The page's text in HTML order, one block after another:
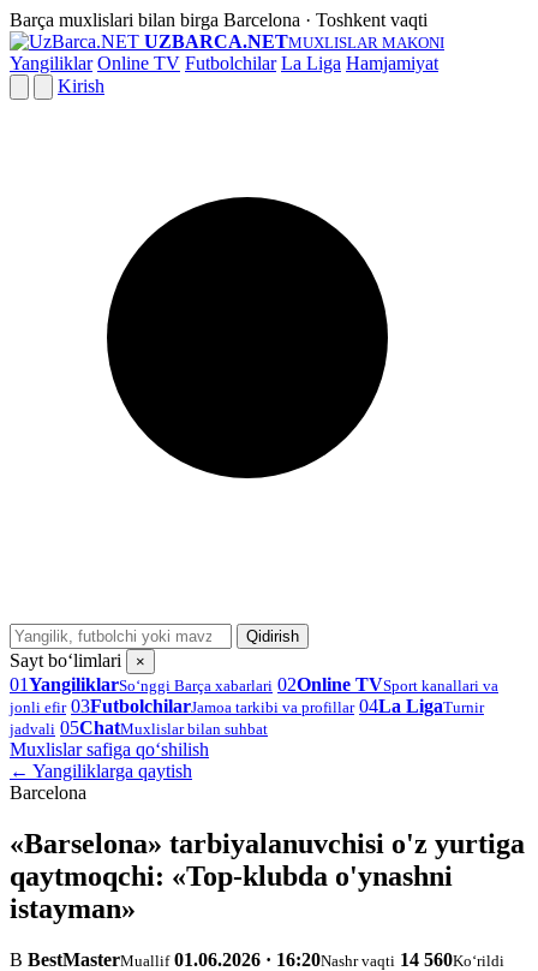
Barça muxlislari bilan birga Barcelona · Toshkent vaqti
UZBARCA.NETMUXLISLAR MAKONI
Yangiliklar Online TV Futbolchilar La Liga Hamjamiyat
Kirish
Qidirish
Sayt bo‘limlari ×
01YangiliklarSo‘nggi Barça xabarlari 02Online TVSport kanallari va
jonli efir 03FutbolchilarJamoa tarkibi va profillar 04La LigaTurnir
jadvali 05ChatMuxlislar bilan suhbat
Muxlislar safiga qo‘shilish
← Yangiliklarga qaytish
Barcelona
«Barselona» tarbiyalanuvchisi o'z yurtiga
qaytmoqchi: «Top-klubda o'ynashni
istayman»
B BestMasterMuallif 01.06.2026 · 16:20Nashr vaqti 14 560Ko‘rildi